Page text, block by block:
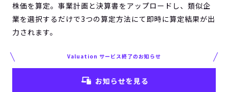
株価を算定。事業計画と決算書をアップロードし、類似企
業を選択するだけで3つの算定方法にて即時に算定結果が出
力されます。
Valuation サービス終了のお知らせ
お知らせを見る